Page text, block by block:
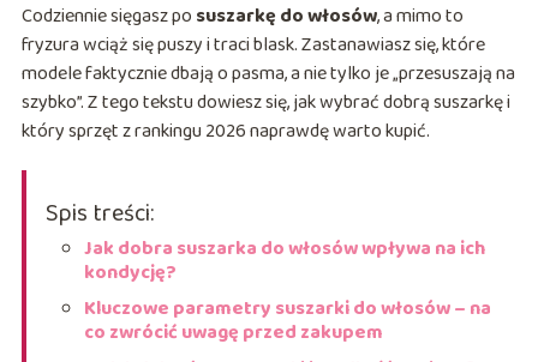
Codziennie sięgasz po suszarkę do włosów, a mimo to
fryzura wciąż się puszy i traci blask. Zastanawiasz się, które
modele faktycznie dbają o pasma, a nie tylko je „przesuszają na
szybko”. Z tego tekstu dowiesz się, jak wybrać dobrą suszarkę i
który sprzęt z rankingu 2026 naprawdę warto kupić.
Spis treści:
Jak dobra suszarka do włosów wpływa na ich
kondycję?
Kluczowe parametry suszarki do włosów – na
co zwrócić uwagę przed zakupem